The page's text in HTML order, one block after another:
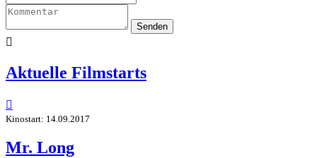
Senden

Aktuelle Filmstarts

Kinostart: 14.09.2017
Mr. Long